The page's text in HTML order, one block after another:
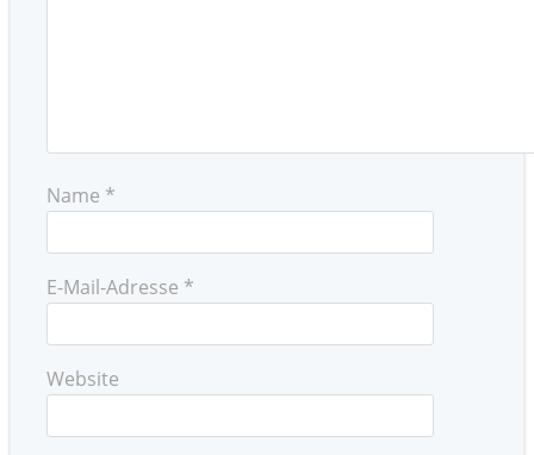
Name *
E-Mail-Adresse *
Website